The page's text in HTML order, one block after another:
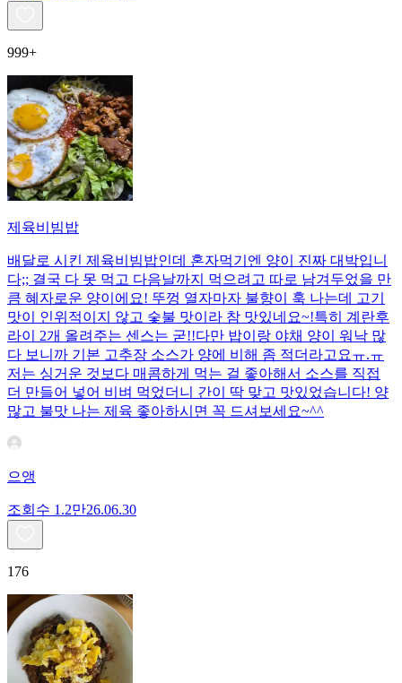
999+
제육비빔밥
배달로 시킨 제육비빔밥인데 혼자먹기엔 양이 진짜 대박입니
다;; 결국 다 못 먹고 다음날까지 먹으려고 따로 남겨두었을 만
큼 혜자로운 양이에요! 뚜껑 열자마자 불향이 훅 나는데 고기
맛이 인위적이지 않고 숯불 맛이라 참 맛있네요~!특히 계란후
라이 2개 올려주는 센스는 굳!! ​다만 밥이랑 야채 양이 워낙 많
다 보니까 기본 고추장 소스가 양에 비해 좀 적더라고요ㅠ.ㅠ
저는 싱거운 것보다 매콤하게 먹는 걸 좋아해서 소스를 직접
더 만들어 넣어 비벼 먹었더니 간이 딱 맞고 맛있었습니다! 양
많고 불맛 나는 제육 좋아하시면 꼭 드셔보세요~^^
으앵
조회수 1.2만26.06.30
176